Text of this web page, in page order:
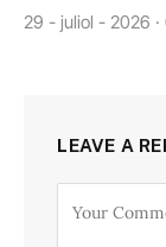
29 - juliol - 2026
LEAVE A